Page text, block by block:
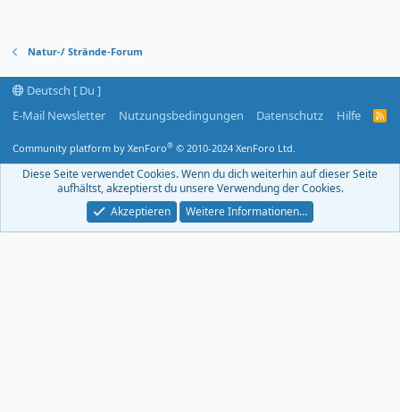
Natur-/ Strände-Forum
Deutsch [ Du ]
E-Mail Newsletter
Nutzungsbedingungen Datenschutz Hilfe
R
F
Community platform by XenForo® © 2010-2024 XenForo Ltd.
Diese Seite verwendet Cookies. Wenn du dich weiterhin auf dieser Seite
aufhältst, akzeptierst du unsere Verwendung der Cookies.
Akzeptieren
Weitere Informationen…